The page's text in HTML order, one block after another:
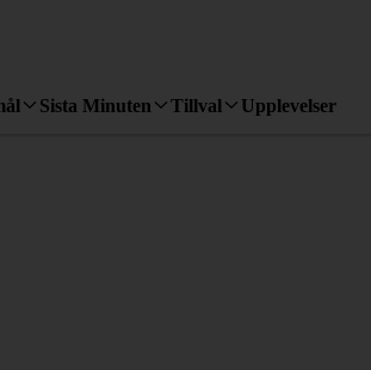
Sista Minuten Tillval Upplevelser